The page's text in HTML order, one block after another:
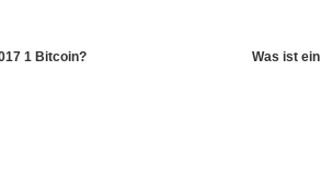
1 Bitcoin? Was ist